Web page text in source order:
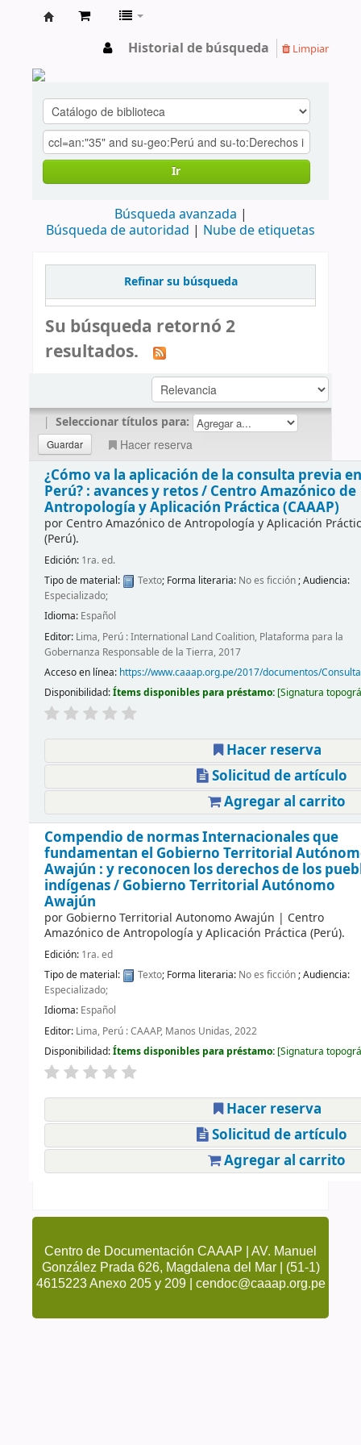
Historial de búsqueda Limpiar
Ir
Búsqueda avanzada
Búsqueda de autoridad
Nube de etiquetas
Refinar su búsqueda
Su búsqueda retornó 2
resultados.
| Seleccionar títulos para:
Hacer reserva
¿Cómo va la aplicación de la consulta previa
Perú? : avances y retos / Centro Amazónico de
Antropología y Aplicación Práctica (CAAAP)
por Centro Amazónico de Antropología y Aplicación
(Perú).
Edición: 1ra. ed.
Tipo de material:
Texto; Forma literaria: No es ficción; Audiencia:
Especializado;
Idioma: Español
Editor: Lima, Perú : International Land Coalition, Plataforma para la
Gobernanza Responsable de la Tierra, 2017
Acceso en línea: https://www.caaap.org.pe/2017/documentos/
Disponibilidad:Ítems disponibles para préstamo: Signatura
Hacer reserva
Solicitud de artículo
Agregar al carrito
Compendio de normas Internacionales que
fundamentan el Gobierno Territorial
Awajún : y reconocen los derechos de los
indígenas / Gobierno Territorial Autónomo
Awajún
por Gobierno Territorial Autonomo Awajún | Centro
Amazónico de Antropología y Aplicación Práctica (Perú).
Edición: 1ra. ed
Tipo de material:
Texto; Forma literaria: No es ficción; Audiencia:
Especializado;
Idioma: Español
Editor: Lima, Perú : CAAAP, Manos Unidas, 2022
Disponibilidad:Ítems disponibles para préstamo: Signatura
Hacer reserva
Solicitud de artículo
Agregar al carrito
Centro de Documentación CAAAP | AV. Manuel
González Prada 626, Magdalena del Mar | (51-1)
4615223 Anexo 205 y 209 | cendoc@caaap.org.pe